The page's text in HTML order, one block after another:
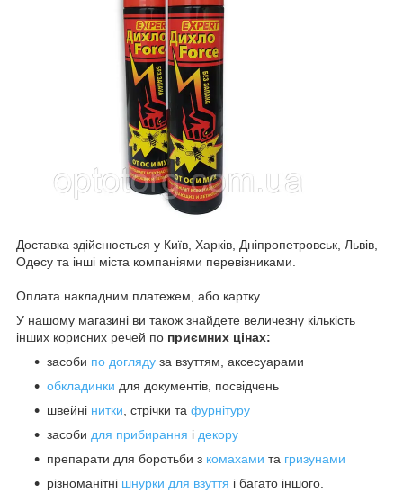
Доставка здійснюється у Київ, Харків, Дніпропетровськ, Львів,
Одесу та інші міста компаніями перевізниками.
Оплата накладним платежем, або картку.
У нашому магазині ви також знайдете величезну кількість
інших корисних речей по приємних цінах:
засоби по догляду за взуттям, аксесуарами
обкладинки для документів, посвідчень
швейні нитки, стрічки та фурнітуру
засоби для прибирання і декору
препарати для боротьби з комахами та гризунами
різноманітні шнурки для взуття і багато іншого.